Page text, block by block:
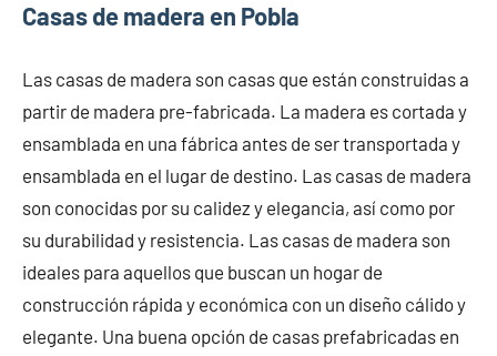
Casas de madera en Pobla
Las casas de madera son casas que están construidas a
partir de madera pre-fabricada. La madera es cortada y
ensamblada en una fábrica antes de ser transportada y
ensamblada en el lugar de destino. Las casas de madera
son conocidas por su calidez y elegancia, así como por
su durabilidad y resistencia. Las casas de madera son
ideales para aquellos que buscan un hogar de
construcción rápida y económica con un diseño cálido y
elegante. Una buena opción de casas prefabricadas en